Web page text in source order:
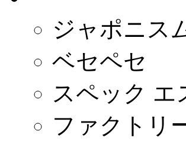
ジャポニス
ベセペセ
スペック エ
ファクトリ